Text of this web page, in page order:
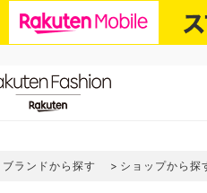
ブランドから探す ショップから探